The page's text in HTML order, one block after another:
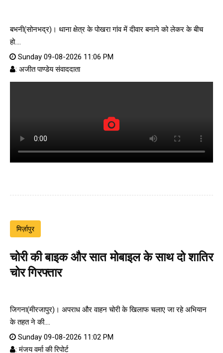
बभनी(सोनभद्र)। थाना क्षेत्र के पोखरा गांव में दीवार बनाने को लेकर के बीच
हो....
Sunday 09-08-2026 11:06 PM
: अजीत पाण्डेय संवाददाता
मिर्ज़ापुर
चोरी की बाइक और सात मोबाइल के साथ दो शातिर
चोर गिरफ्तार
जिगना(मीरजापुर)। अपराध और वाहन चोरी के खिलाफ चलाए जा रहे अभियान
के तहत ने की....
Sunday 09-08-2026 11:02 PM
: मंजय वर्मा की रिपोर्ट